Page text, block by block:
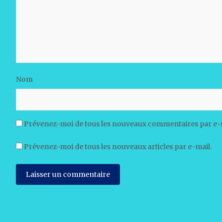
Nom
Prévenez-moi de tous les nouveaux commentaires par
Prévenez-moi de tous les nouveaux articles par e-mail.